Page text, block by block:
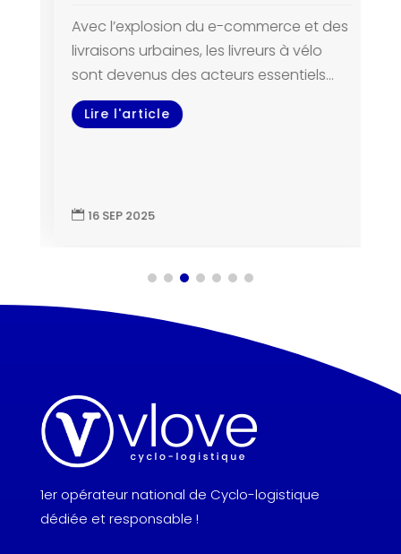
Avec l’explosion du e-commerce et des
livraisons urbaines, les livreurs à vélo
sont devenus des acteurs essentiels...
Lire l'article
16 SEP 2025
1er opérateur national de Cyclo-logistique
dédiée et responsable !